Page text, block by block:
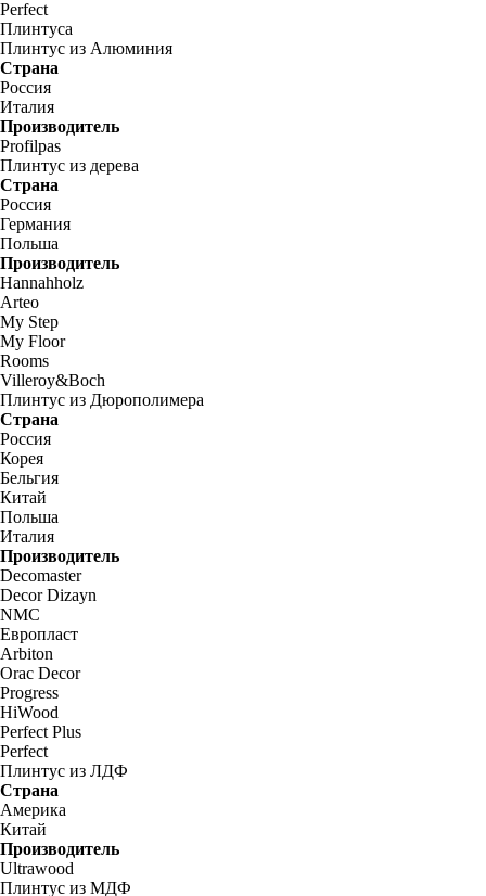
Perfect
Плинтуса
Плинтус из Алюминия
Страна
Россия
Италия
Производитель
Profilpas
Плинтус из дерева
Страна
Россия
Германия
Польша
Производитель
Hannahholz
Arteo
My Step
My Floor
Rooms
Villeroy&Boch
Плинтус из Дюрополимера
Страна
Россия
Корея
Бельгия
Китай
Польша
Италия
Производитель
Decomaster
Decor Dizayn
NMC
Европласт
Arbiton
Orac Decor
Progress
HiWood
Perfect Plus
Perfect
Плинтус из ЛДФ
Страна
Америка
Китай
Производитель
Ultrawood
Плинтус из МДФ